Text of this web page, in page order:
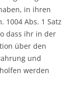
in ihren
1004 Abs. 1 Satz
dass ihr in der
über den
und
werden